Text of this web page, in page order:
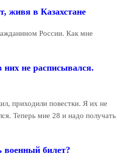
живя в Казахстане
России. Как мне
них не расписывался.
приходили повестки. Я их не
Теперь мне 28 и надо получать
военный билет?